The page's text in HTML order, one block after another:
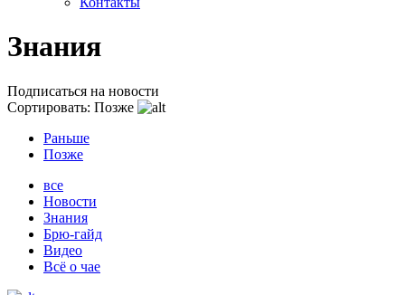
Знания
Подписаться на новости
Сортировать: Позже
Раньше
Позже
все
Новости
Знания
Брю-гайд
Видео
Всё о чае